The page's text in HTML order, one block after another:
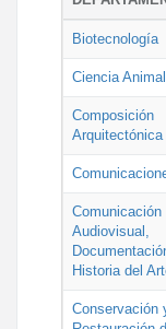
Biotecnología
Ciencia Animal
Composición
Arquitectónica
Comunicación
Audiovisual,
Historia del
Conservación